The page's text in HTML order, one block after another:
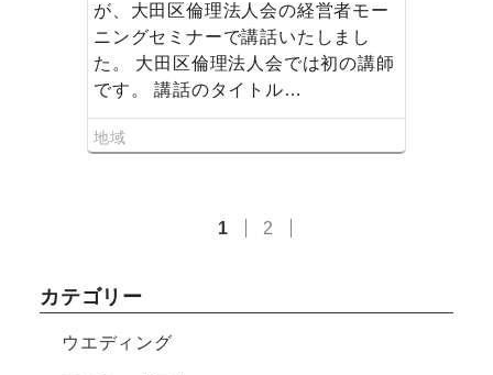
が、大田区倫理法人会の経営者モー
ニングセミナーで講話いたしまし
た。 大田区倫理法人会では初の講師
です。 講話のタイトル…
地域
1 2
カテゴリー
ウエディング